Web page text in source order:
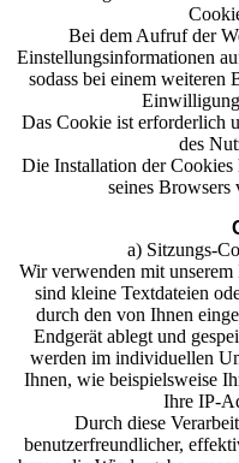
Bei dem Aufruf der
Einstellungsinformationen
sodass bei einem weiteren
Das Cookie ist erforderlich
des
Die Installation der
seines Browsers
a) Sitzungs-
Wir verwenden mit
sind kleine Textdateien
durch den von Ihnen
Endgerät ablegt und
werden im individuellen
Ihnen, wie beispielsweise
Ihre IP-
Durch diese
benutzerfreundlicher,